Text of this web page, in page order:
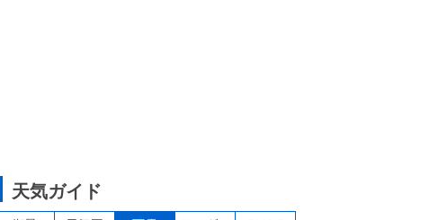
天気ガイド